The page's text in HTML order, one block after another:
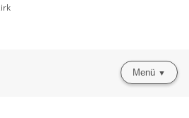
Menü